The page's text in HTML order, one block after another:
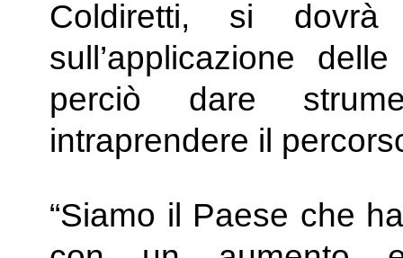
Coldiretti, si
sull’applicazione
perciò dare
intraprendere il
“Siamo il Paese che